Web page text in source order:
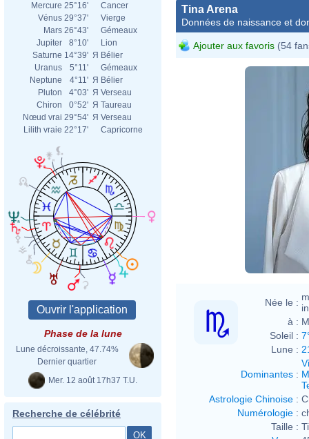
Mercure 25°16'
Cancer
Vénus 29°37'
Vierge
Mars 26°43'
Gémeaux
Jupiter
8°10'
Lion
Saturne 14°39' Я Bélier
Uranus
5°11'
Gémeaux
Neptune
4°11' Я Bélier
Pluton
4°03' Я Verseau
Chiron
0°52' Я Taureau
Nœud vrai 29°54' Я Verseau
Lilith vraie 22°17' Capricorne
Phase de la lune
Lune décroissante, 47.74%
Dernier quartier
Mer. 12 août 17h37 T.U.
Recherche de célébrité
Tina Arena
Données de naissance et
Ajouter aux favoris (54
Née le :
à :
Soleil :
Lune :
Dominantes :
Astrologie Chinoise :
Numérologie :
Taille :